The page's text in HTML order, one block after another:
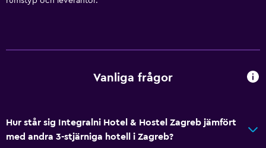
Vanliga frågor
Hur står sig Integralni Hotel & Hostel Zagreb jämfört
med andra 3-stjärniga hotell i Zagreb?